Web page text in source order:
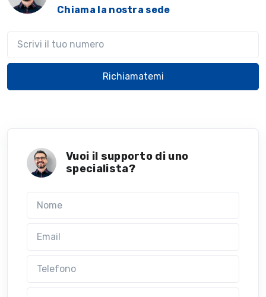
Chiama la nostra sede
Richiamatemi
Vuoi il supporto di uno
specialista?